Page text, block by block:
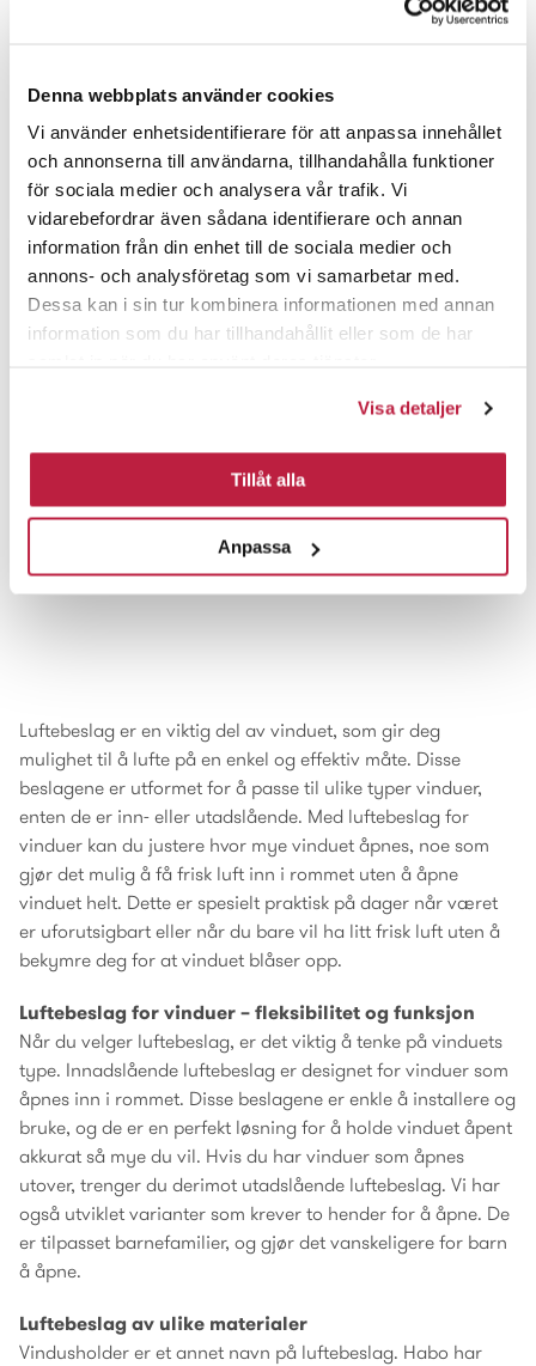
Denna webbplats använder cookies
Vi använder enhetsidentifierare för att anpassa innehållet
och annonserna till användarna, tillhandahålla funktioner
för sociala medier och analysera vår trafik. Vi
vidarebefordrar även sådana identifierare och annan
information från din enhet till de sociala medier och
annons- och analysföretag som vi samarbetar med.
Dessa kan i sin tur kombinera informationen med annan
information som du har tillhandahållit eller som de har
Visa detaljer
Tillåt alla
Anpassa
Luftebeslag Safe Sort Luftebeslag Safe Hvit
Balkongdørholder 231 Hvit
Luftebeslag er en viktig del av vinduet, som gir deg
mulighet til å lufte på en enkel og effektiv måte. Disse
beslagene er utformet for å passe til ulike typer vinduer,
enten de er inn- eller utadslående. Med luftebeslag for
vinduer kan du justere hvor mye vinduet åpnes, noe som
gjør det mulig å få frisk luft inn i rommet uten å åpne
vinduet helt. Dette er spesielt praktisk på dager når været
er uforutsigbart eller når du bare vil ha litt frisk luft uten å
bekymre deg for at vinduet blåser opp.
Luftebeslag for vinduer – fleksibilitet og funksjon
Når du velger luftebeslag, er det viktig å tenke på vinduets
type. Innadslående luftebeslag er designet for vinduer som
åpnes inn i rommet. Disse beslagene er enkle å installere og
bruke, og de er en perfekt løsning for å holde vinduet åpent
akkurat så mye du vil. Hvis du har vinduer som åpnes
utover, trenger du derimot utadslående luftebeslag. Vi har
også utviklet varianter som krever to hender for å åpne. De
er tilpasset barnefamilier, og gjør det vanskeligere for barn
å åpne.
Luftebeslag av ulike materialer
Vindusholder er et annet navn på luftebeslag. Habo har